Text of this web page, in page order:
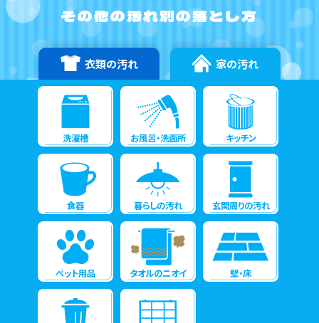
その他の汚れ別の落とし方
衣類の汚れ 家の汚れ
洗濯槽 お風呂・洗面所 キッチン
食器 暮らしの汚れ 玄関周りの汚れ
ペット用品 タオルのニオイ 壁・床